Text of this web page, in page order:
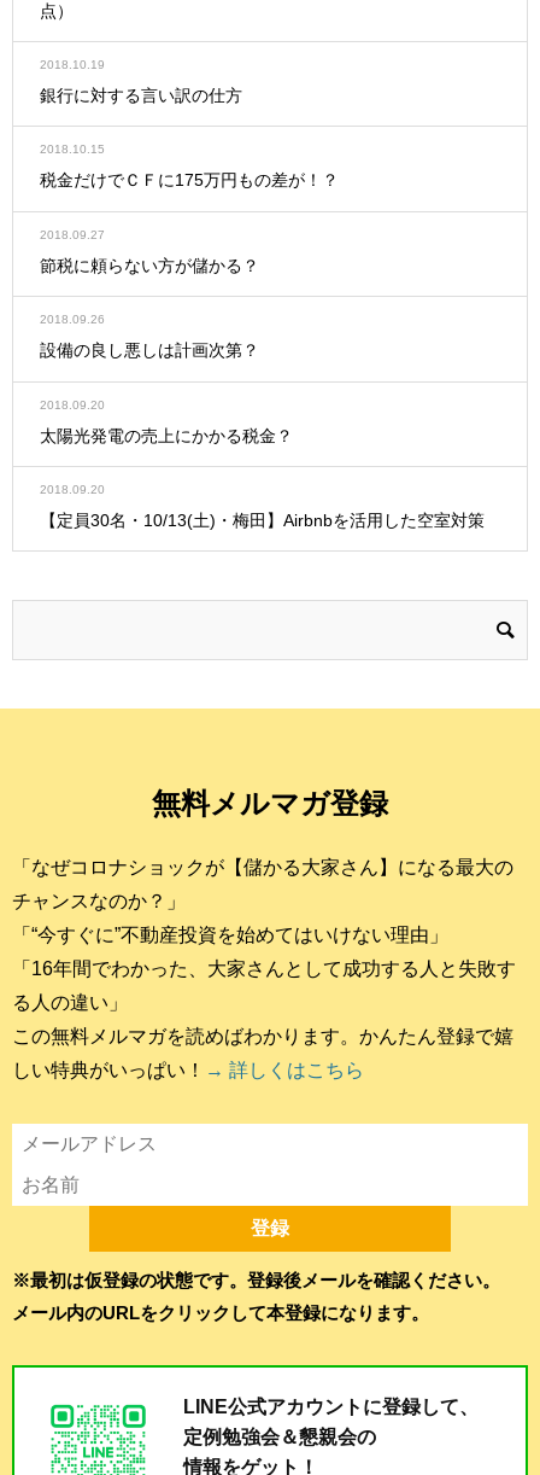
点）
2018.10.19
銀行に対する言い訳の仕方
2018.10.15
税金だけでＣＦに175万円もの差が！？
2018.09.27
節税に頼らない方が儲かる？
2018.09.26
設備の良し悪しは計画次第？
2018.09.20
太陽光発電の売上にかかる税金？
2018.09.20
【定員30名・10/13(土)・梅田】Airbnbを活用した空室対策
無料メルマガ登録
「なぜコロナショックが【儲かる大家さん】になる最大の
チャンスなのか？」
「“今すぐに”不動産投資を始めてはいけない理由」
「16年間でわかった、大家さんとして成功する人と失敗す
る人の違い」
この無料メルマガを読めばわかります。かんたん登録で嬉
しい特典がいっぱい！ → 詳しくはこちら
※最初は仮登録の状態です。登録後メールを確認ください。
メール内のURLをクリックして本登録になります。
LINE公式アカウントに登録して、
定例勉強会＆懇親会の
情報をゲット！